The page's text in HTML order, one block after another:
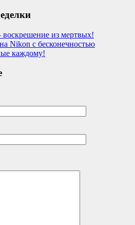
из мертвых!
Nikon с бесконечностью
каждому!